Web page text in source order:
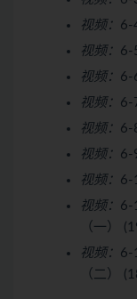
视频： 6-
视频： 6-
视频： 6-
视频： 6-
视频： 6-
视频： 6-
视频： 6-
视频： 6-
（一）
视频： 6-
（二）